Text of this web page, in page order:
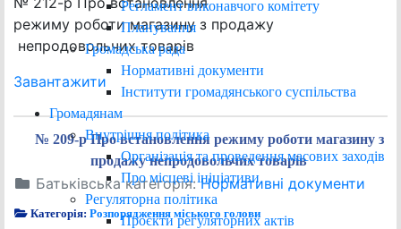
Регламент виконавчого комітету
Планування
Громадська рада
Нормативні документи
Інститути громадянського суспільства
Громадянам
Внутрішня політика
Організація та проведення масових заходів
Про місцеві ініціативи
Регуляторна політика
Проєкти регуляторних актів
режиму роботи магазину з продажу
непродовольчих товарів
Завантажити
№ 209-р Про встановлення режиму роботи магазину з
продажу непродовольчих товарів
Батьківська категорія:Нормативні документи
Категорія:Розпорядження міського голови